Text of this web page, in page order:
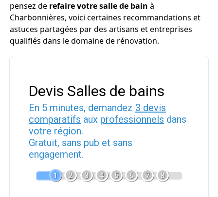
pensez de refaire votre salle de bain à
Charbonnières, voici certaines recommandations et
astuces partagées par des artisans et entreprises
qualifiés dans le domaine de rénovation.
Devis Salles de bains
En 5 minutes, demandez 3 devis
comparatifs aux professionnels dans
votre région.
Gratuit, sans pub et sans
engagement.
1 2 3 4 5 6 7 8